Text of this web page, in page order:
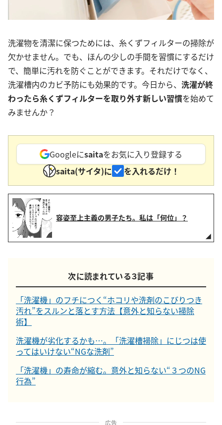
洗濯物を清潔に保つためには、糸くずフィルターの掃除が
欠かせません。でも、ほんの少しの手間を習慣にするだけ
で、簡単に汚れを防ぐことができます。それだけでなく、
洗濯槽内のカビ予防にも効果的です。今日から、 洗濯が終
わったら糸くずフィルターを取り外す新しい習慣を始めて
みませんか？
Googleにsaitaをお気に入り登録する
saita(サイタ)に
を入れるだけ！
容姿至上主義の男子たち。私は「何位」？
次に読まれている３記事
「洗濯機」のフチにつく“ホコリや洗剤のこびりつき
汚れ”をスルンと落とす方法【意外と知らない掃除
術】
洗濯機が劣化するかも…。「洗濯槽掃除」にじつは使
ってはいけない“NGな洗剤”
「洗濯機」の寿命が縮む。意外と知らない“３つのNG
行為”
広告